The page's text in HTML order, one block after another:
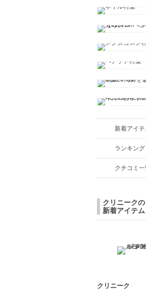
新着アイテ
ランキング
クチコミ
クリニークの
新着アイテム
クリニーク